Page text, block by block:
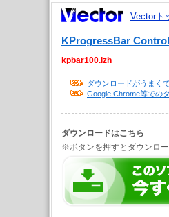
Vectorト
KProgressBar
kpbar100.lzh
ダウンロードがうまく
Google Chrome等での
ダウンロードはこちら
※ボタンを押すとダウンロー